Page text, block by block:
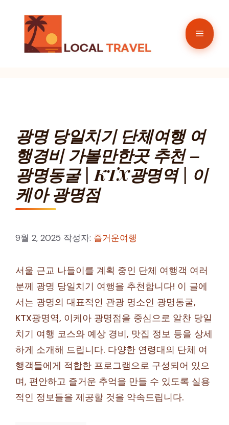
메
광명 당일치기 단체여행 여
행경비 가볼만한곳 추천 –
광명동굴 | KTX광명역 | 이
케아 광명점
9월 2, 2025 작성자: 즐거운여행
서울 근교 나들이를 계획 중인 단체 여행객 여러
분께 광명 당일치기 여행을 추천합니다! 이 글에
서는 광명의 대표적인 관광 명소인 광명동굴,
KTX광명역, 이케아 광명점을 중심으로 알찬 당일
치기 여행 코스와 예상 경비, 맛집 정보 등을 상세
하게 소개해 드립니다. 다양한 연령대의 단체 여
행객들에게 적합한 프로그램으로 구성되어 있으
며, 편안하고 즐거운 추억을 만들 수 있도록 실용
적인 정보들을 제공할 것을 약속드립니다.